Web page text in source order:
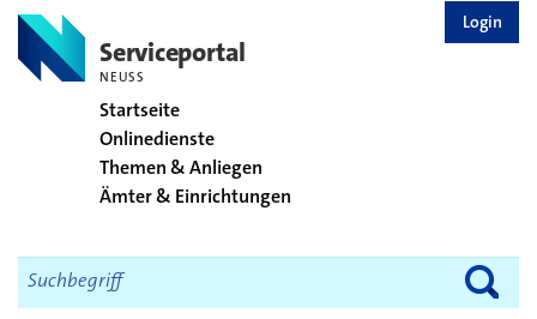
Serviceportal
NEUSS
Startseite
Onlinedienste
Themen & Anliegen
Ämter & Einrichtungen
Login